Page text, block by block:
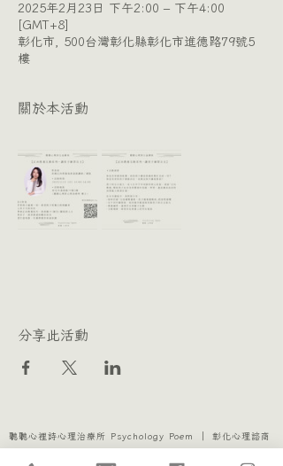
2025年2月23日 下午2:00 – 下午4:00
[GMT+8]
彰化市, 500台灣彰化縣彰化市進德路79號5
樓
關於本活動
分享此活動
聽聽心裡詩心理治療所 Psychology Poem ｜ 彰化心理諮商